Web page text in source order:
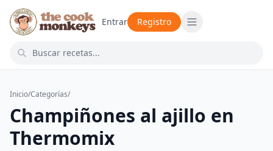
Entrar Registro
Inicio/Categorías/
Champiñones al ajillo en
Thermomix